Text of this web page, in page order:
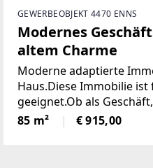
GEWERBEOBJEKT 4470 ENNS
Modernes
altem Charme
Moderne adaptierte
Haus.Diese Immobilie
geeignet.Ob als
Vereinslokal, Büro,
Erdgeschoß hell mit
85 m² € 915,00